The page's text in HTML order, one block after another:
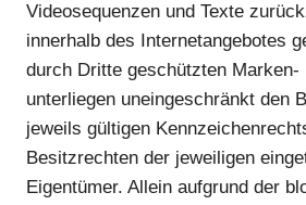
Videosequenzen und Texte
innerhalb des Internetangebotes
durch Dritte geschützten Marken-
unterliegen uneingeschränkt den
jeweils gültigen
Besitzrechten der jeweiligen
Eigentümer. Allein aufgrund der